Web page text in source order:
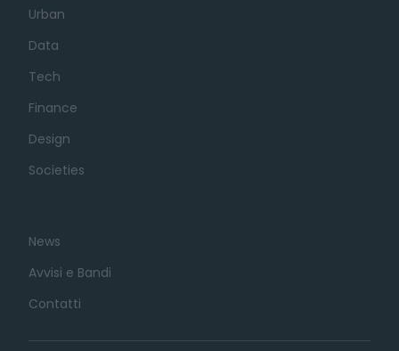
Urban
Data
Tech
Finance
Design
Societies
News
Avvisi e Bandi
Contatti